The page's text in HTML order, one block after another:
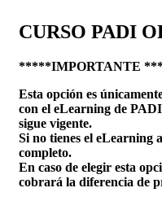
CURSO PADI
*****IMPORTANTE
Esta opción es
con el eLearning de
sigue vigente.
Si no tienes el eLearning
completo.
En caso de elegir esta
cobrará la diferencia de